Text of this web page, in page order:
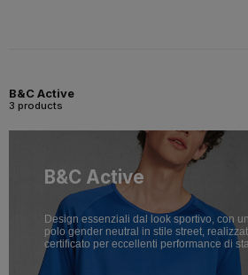
B&C Active
3 products
B&C Active
Design essenziali dal look sportivo, con
polo gender neutral in stile street,
certificato per eccellenti performance di